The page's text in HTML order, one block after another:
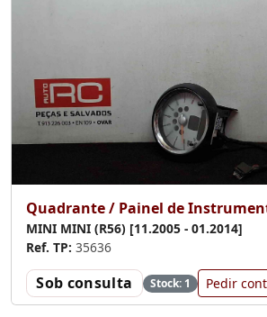
Quadrante / Painel de
MINI MINI (R56) [11.2005 - 01.2014]
Ref. TP: 35636
Sob consulta Stock: 1 Pedir